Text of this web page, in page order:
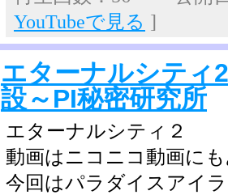
YouTubeで見る ]
エターナルシティ
設～PI秘密研究所
エターナルシティ２
動画はニコニコ動画に
今回はパラダイスアイ